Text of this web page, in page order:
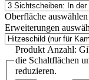
Oberfläche auswählen
Erweiterungen
Produkt Anzahl:
die Schaltflächen
reduzieren.